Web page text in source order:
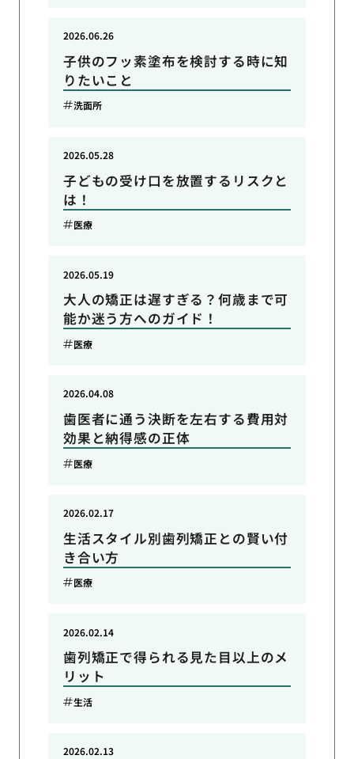
子供のフッ素塗布を検討する時に知
りたいこと
2026.06.26
洗面所
子どもの受け口を放置するリスクと
は！
2026.05.28
医療
大人の矯正は遅すぎる？何歳まで可
能か迷う方へのガイド！
2026.05.19
医療
歯医者に通う決断を左右する費用対
効果と納得感の正体
2026.04.08
医療
生活スタイル別歯列矯正との賢い付
き合い方
2026.02.17
医療
歯列矯正で得られる見た目以上のメ
リット
2026.02.14
生活
2026.02.13